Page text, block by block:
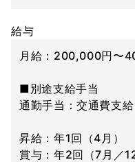
給与
月給：200,000円〜
■別途支給手当
通勤手当：交通費支
昇給：年1回（4月）
賞与：年2回（7月／